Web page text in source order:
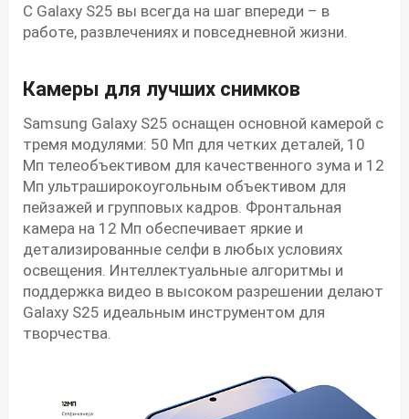
С Galaxy S25 вы всегда на шаг впереди – в
работе, развлечениях и повседневной жизни.
Камеры для лучших снимков
Samsung Galaxy S25 оснащен основной камерой с
тремя модулями: 50 Мп для четких деталей, 10
Мп телеобъективом для качественного зума и 12
Мп ультраширокоугольным объективом для
пейзажей и групповых кадров. Фронтальная
камера на 12 Мп обеспечивает яркие и
детализированные селфи в любых условиях
освещения. Интеллектуальные алгоритмы и
поддержка видео в высоком разрешении делают
Galaxy S25 идеальным инструментом для
творчества.